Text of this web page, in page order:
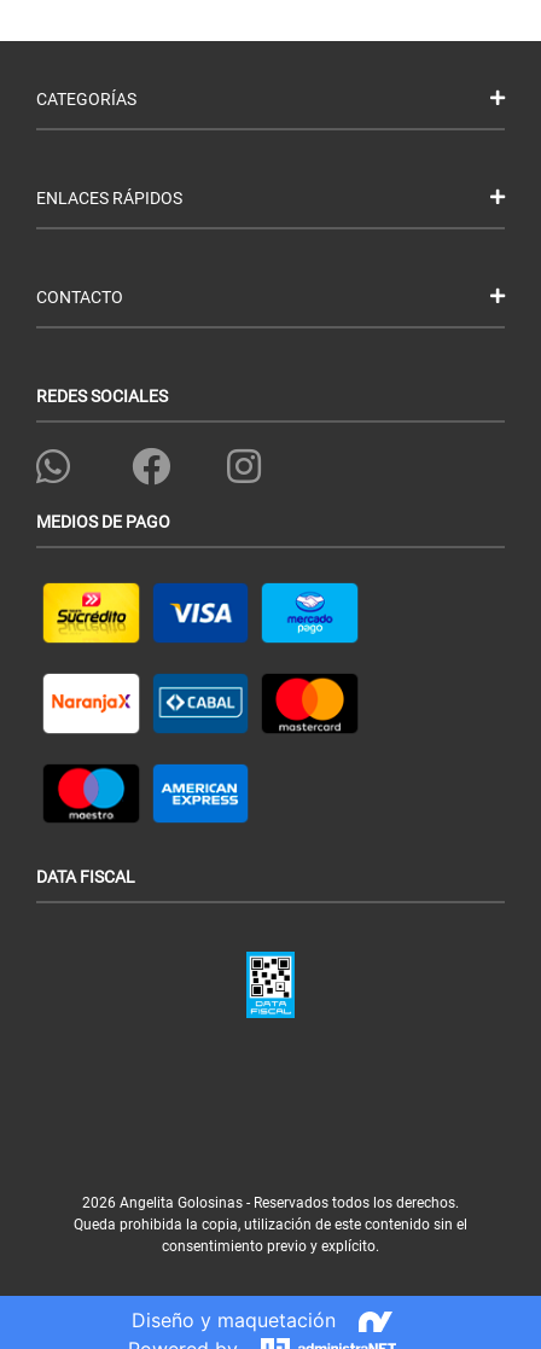
CATEGORÍAS
ENLACES RÁPIDOS
CONTACTO
REDES SOCIALES
MEDIOS DE PAGO
DATA FISCAL
2026 Angelita Golosinas - Reservados todos los derechos.
Queda prohibida la copia, utilización de este contenido sin el
consentimiento previo y explícito.
Diseño y maquetación